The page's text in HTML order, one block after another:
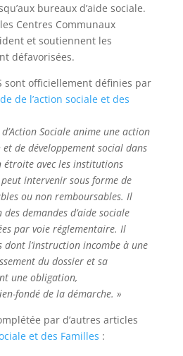
bureaux d’aide sociale.
Centres Communaux
et soutiennent les
défavorisées.
sont officiellement définies par
de l’action sociale et des
Sociale anime une action
de développement social dans
étroite avec les institutions
intervenir sous forme de
ou non remboursables. Il
demandes d’aide sociale
par voie réglementaire. Il
dont l’instruction incombe à une
du dossier et sa
une obligation,
fondé de la démarche. »
par d’autres articles
et des Familles :